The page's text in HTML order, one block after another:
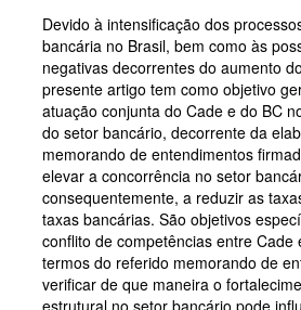
Devido à intensificação dos
bancária no Brasil, bem como às
negativas decorrentes do aumento
presente artigo tem como objetivo
atuação conjunta do Cade e do BC
do setor bancário, decorrente da
memorando de entendimentos
elevar a concorrência no setor
consequentemente, a reduzir as
taxas bancárias. São objetivos
conflito de competências entre Cade
termos do referido memorando de
verificar de que maneira o
estrutural no setor bancário pode